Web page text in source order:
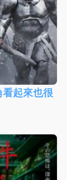
看起來也很